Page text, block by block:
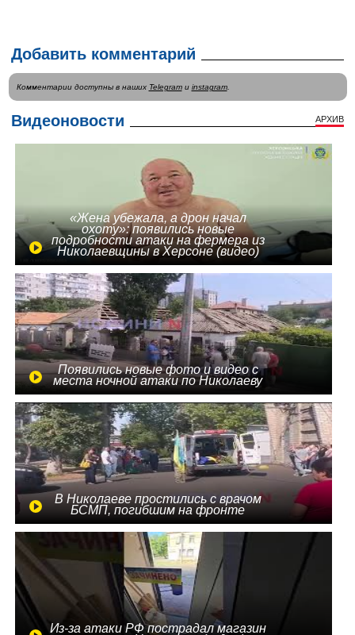
Добавить комментарий
Комментарии доступны в наших Telegramи instagram.
Видеоновости АРХИВ
«Жена убежала, а дрон начал
охоту»: появились новые
подробности атаки на фермера из
Николаевщины в Херсоне (видео)
Появились новые фото и видео с
места ночной атаки по Николаеву
В Николаеве простились с врачом
БСМП, погибшим на фронте
Из-за атаки РФ пострадал магазин